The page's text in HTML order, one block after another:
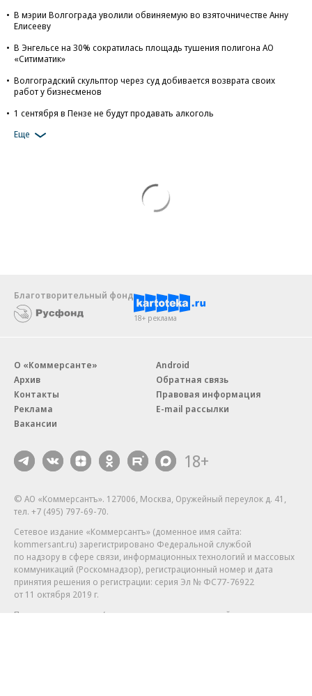
В мэрии Волгограда уволили обвиняемую во взяточничестве Анну
Елисееву
В Энгельсе на 30% сократилась площадь тушения полигона АО
«Ситиматик»
Волгоградский скульптор через суд добивается возврата своих
работ у бизнесменов
1 сентября в Пензе не будут продавать алкоголь
Еще
Благотворительный фонд
18+ реклама
О «Коммерсанте»
Архив
Контакты
Реклама
Вакансии
Android
Обратная связь
Правовая информация
E-mail рассылки
18+
© АО «Коммерсантъ». 127006, Москва, Оружейный переулок д. 41,
тел. +7 (495) 797-69-70.
Сетевое издание «Коммерсантъ» (доменное имя сайта:
kommersant.ru) зарегистрировано Федеральной службой
по надзору в сфере связи, информационных технологий и массовых
коммуникаций (Роскомнадзор), регистрационный номер и дата
принятия решения о регистрации: серия Эл № ФС77-76922
от 11 октября 2019 г.
Партнерские проекты/материалы, новости компаний, материалы